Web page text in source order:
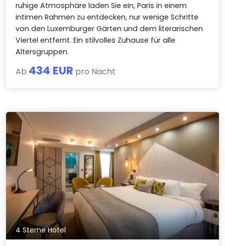
ruhige Atmosphäre laden Sie ein, Paris in einem
intimen Rahmen zu entdecken, nur wenige Schritte
von den Luxemburger Gärten und dem literarischen
Viertel entfernt. Ein stilvolles Zuhause für alle
Altersgruppen.
Ab 434 EUR pro Nacht
4 Sterne Hotel